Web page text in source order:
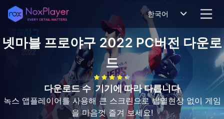
한국어
넷마블 프로야구 2022 PC버전 다운로
드
다운로드 수 기기에 따라 다릅니다
녹스 앱플레이어를 사용해 큰 스크린으로 발열현상 없이 게임
을 마음껏 즐겨 보세요!